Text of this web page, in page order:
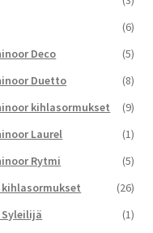
(6)
Deco
(5)
Duetto
(8)
kihlasormukset
(9)
Laurel
(1)
Rytmi
(5)
(26)
(1)